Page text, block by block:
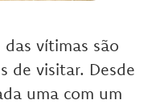
das vítimas são
de visitar. Desde
uma com um